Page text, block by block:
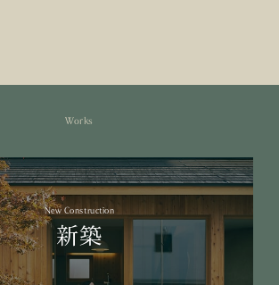
Works
New Construction
新築